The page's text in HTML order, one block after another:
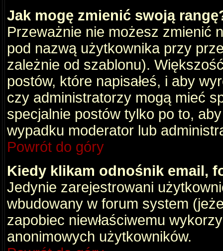
Jak mogę zmienić swoją
Przeważnie nie możesz zmienić
pod nazwą użytkownika przy
zależnie od szablonu).
postów, które napisałeś, i aby
czy administratorzy mogą mieć
specjalnie postów tylko po to,
wypadku moderator lub
Powrót do góry
Kiedy klikam odnośnik email,
Jedynie zarejestrowani
wbudowany w forum system
zapobiec niewłaściwemu
anonimowych użytkowników.